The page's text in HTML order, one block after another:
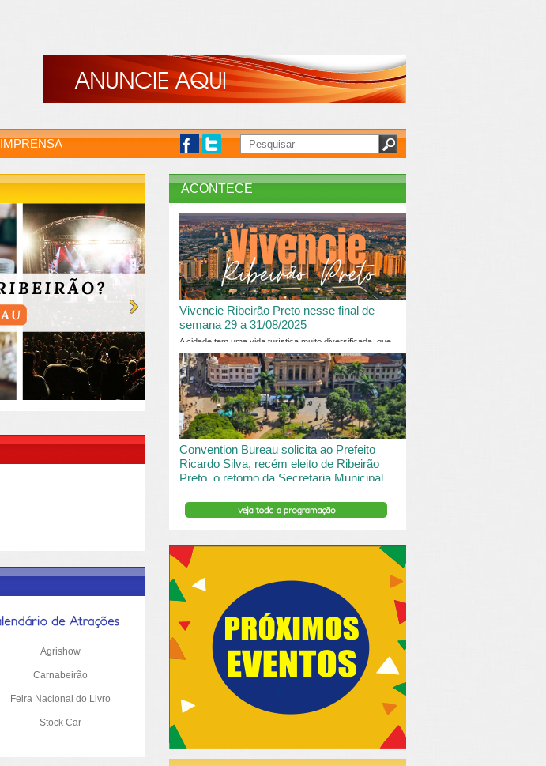
IMPRENSA
INSERIR DESCRIÇÃO DO POST/PAGINAS
Agrishow
Carnabeirão
Feira Nacional do Livro
Stock Car
ACONTECE
Vivencie Ribeirão Preto nesse final de
semana 29 a 31/08/2025
A cidade tem uma vida turística muito diversificada, que
vai desde o turismo de saude à contemplação de
passaros....
Convention Bureau solicita ao Prefeito
Ricardo Silva, recém eleito de Ribeirão
Preto, o retorno da Secretaria Municipal
O Ribeirão Preto e Região Convention & Visitors Bureau